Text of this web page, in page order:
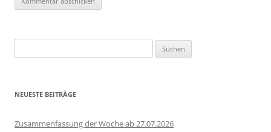
nach:
NEUESTE BEITRÄGE
Zusammenfassung der Woche ab 27.07.2026